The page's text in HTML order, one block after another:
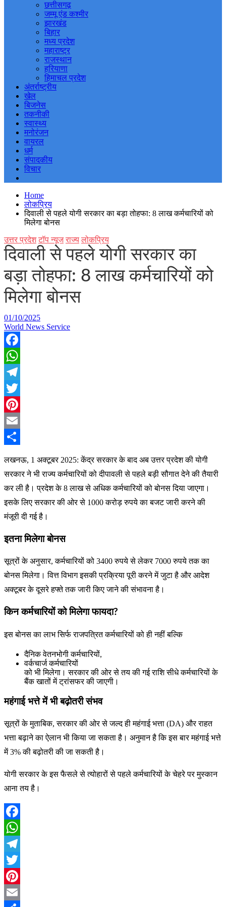
छत्तीसगढ़
जम्मू एंड कश्मीर
झारखंड
बिहार
मध्य प्रदेश
महाराष्ट्र
राजस्थान
हरियाणा
हिमाचल प्रदेश
अंतर्राष्ट्रीय
खेल
बिजनेस
तकनीकी
स्वास्थ्य
मनोरंजन
वायरल
धर्म
संपादकीय
विचार
Home
लोकप्रिय
दिवाली से पहले योगी सरकार का बड़ा तोहफा: 8 लाख कर्मचारियों को
मिलेगा बोनस
उत्तर प्रदेश टॉप न्यूज राज्य लोकप्रिय
दिवाली से पहले योगी सरकार का
बड़ा तोहफा: 8 लाख कर्मचारियों को
मिलेगा बोनस
01/10/2025
World News Service
Facebook
WhatsApp
Telegram
Twitter
Pinterest
Email
लखनऊ, 1 अक्टूबर 2025: केंद्र सरकार के बाद अब उत्तर प्रदेश की योगी
सरकार ने भी राज्य कर्मचारियों को दीपावली से पहले बड़ी सौगात देने की तैयारी
कर ली है। प्रदेश के 8 लाख से अधिक कर्मचारियों को बोनस दिया जाएगा।
इसके लिए सरकार की ओर से 1000 करोड़ रुपये का बजट जारी करने की
मंजूरी दी गई है।
इतना मिलेगा बोनस
सूत्रों के अनुसार, कर्मचारियों को 3400 रुपये से लेकर 7000 रुपये तक का
बोनस मिलेगा। वित्त विभाग इसकी प्रक्रिया पूरी करने में जुटा है और आदेश
अक्टूबर के दूसरे हफ्ते तक जारी किए जाने की संभावना है।
किन कर्मचारियों को मिलेगा फायदा?
इस बोनस का लाभ सिर्फ राजपत्रित कर्मचारियों को ही नहीं बल्कि
दैनिक वेतनभोगी कर्मचारियों,
वर्कचार्ज कर्मचारियों
को भी मिलेगा। सरकार की ओर से तय की गई राशि सीधे कर्मचारियों के
बैंक खातों में ट्रांसफर की जाएगी।
महंगाई भत्ते में भी बढ़ोतरी संभव
सूत्रों के मुताबिक, सरकार की ओर से जल्द ही महंगाई भत्ता (DA) और राहत
भत्ता बढ़ाने का ऐलान भी किया जा सकता है। अनुमान है कि इस बार महंगाई भत्ते
में 3% की बढ़ोतरी की जा सकती है।
योगी सरकार के इस फैसले से त्योहारों से पहले कर्मचारियों के चेहरे पर मुस्कान
आना तय है।
Facebook
WhatsApp
Telegram
Twitter
Pinterest